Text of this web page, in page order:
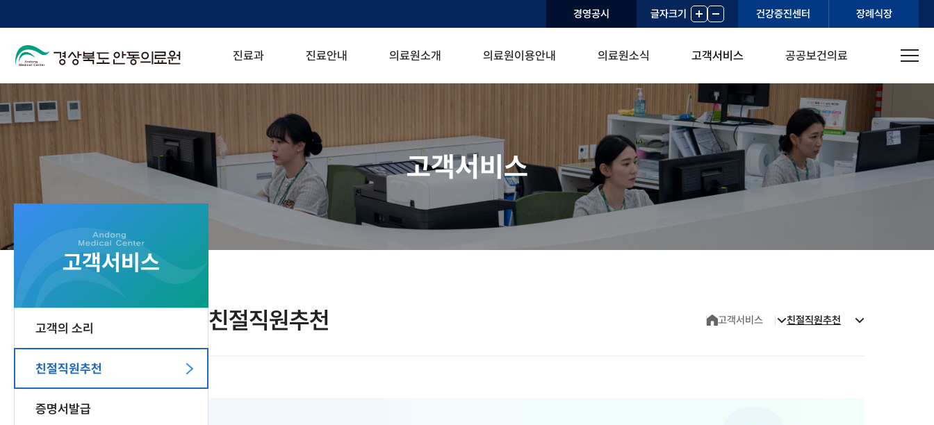
경영공시 글자크기 + - 건강증진센터 장례식장
진료과 진료안내 의료원소개 의료원이용안내 의료원소식 고객서비스 공공보건의료
고객서비스
고객서비스
고객의 소리
친절직원추천
증명서발급
친절직원추천 고객서비스 친절직원추천